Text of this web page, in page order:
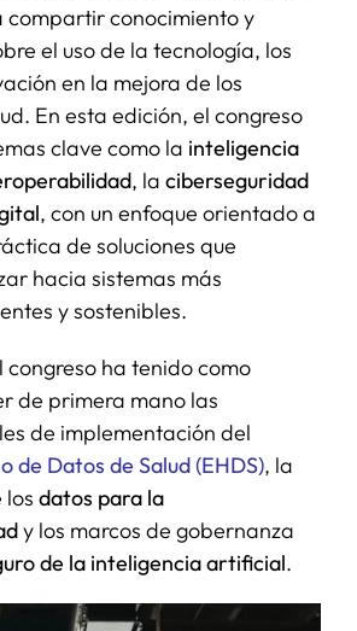
compartir conocimiento y
el uso de la tecnología, los
en la mejora de los
En esta edición, el congreso
clave como la inteligencia
, la ciberseguridad
, con un enfoque orientado a
de soluciones que
hacia sistemas más
y sostenibles.
congreso ha tenido como
de primera mano las
de implementación del
de Datos de Salud (EHDS), la
datos para la
y los marcos de gobernanza
de la inteligencia artificial.